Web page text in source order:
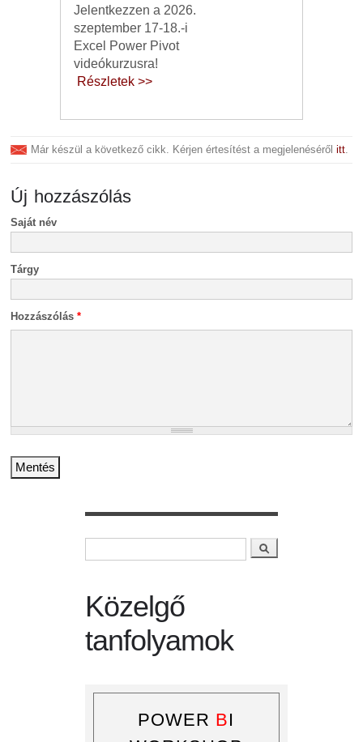
Jelentkezzen a 2026.
szeptember 17-18.-i
Excel Power Pivot
videókurzusra!
Részletek >>
Már készül a következő cikk. Kérjen értesítést a megjelenésérőlitt.
Új hozzászólás
Saját név
Tárgy
Hozzászólás*
Keresés
Közelgő
tanfolyamok
POWER BI